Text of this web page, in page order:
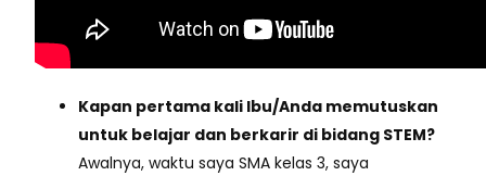
Kapan pertama kali Ibu/Anda memutuskan
untuk belajar dan berkarir di bidang STEM?
Awalnya, waktu saya SMA kelas 3, saya